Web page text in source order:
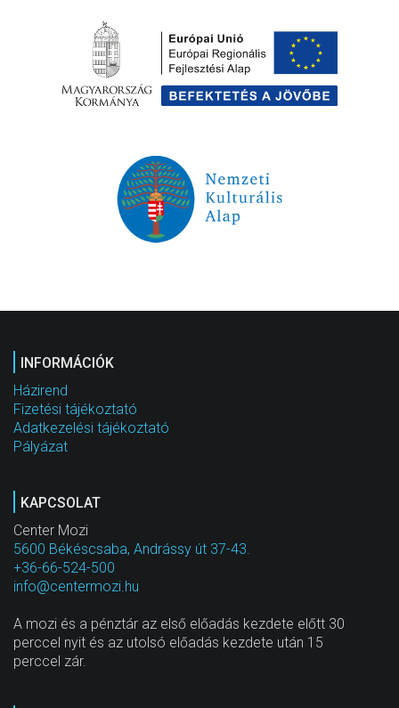
INFORMÁCIÓK
Házirend
Fizetési tájékoztató
Adatkezelési tájékoztató
Pályázat
KAPCSOLAT
Center Mozi
5600 Békéscsaba, Andrássy út 37-43.
+36-66-524-500
info@centermozi.hu
A mozi és a pénztár az első előadás kezdete előtt 30
perccel nyit és az utolsó előadás kezdete után 15
perccel zár.